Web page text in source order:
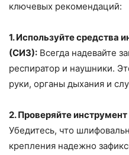
ключевых рекомендаций:
1. Используйте средства
(СИЗ): Всегда надевайте
респиратор и наушники.
руки, органы дыхания и
2. Проверяйте
Убедитесь, что
крепления надежно